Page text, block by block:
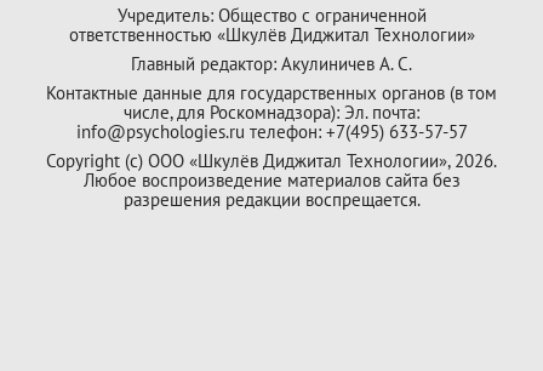
Учредитель: Общество с ограниченной
ответственностью «Шкулёв Диджитал Технологии»
Главный редактор: Акулиничев А. С.
Контактные данные для государственных органов (в том
числе, для Роскомнадзора): Эл. почта:
info@psychologies.ru телефон: +7(495) 633-57-57
Copyright (с) ООО «Шкулёв Диджитал Технологии», 2026.
Любое воспроизведение материалов сайта без
разрешения редакции воспрещается.